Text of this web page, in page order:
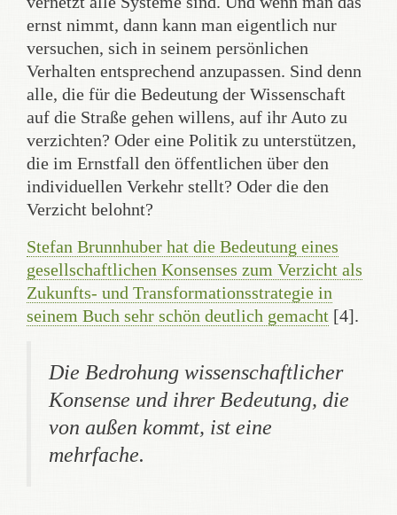
ernst nimmt, dann kann man eigentlich nur
versuchen, sich in seinem persönlichen
Verhalten entsprechend anzupassen. Sind denn
alle, die für die Bedeutung der Wissenschaft
auf die Straße gehen willens, auf ihr Auto zu
verzichten? Oder eine Politik zu unterstützen,
die im Ernstfall den öffentlichen über den
individuellen Verkehr stellt? Oder die den
Verzicht belohnt?
Stefan Brunnhuber hat die Bedeutung eines
gesellschaftlichen Konsenses zum Verzicht als
Zukunfts- und Transformationsstrategie in
seinem Buch sehr schön deutlich gemacht [4].
Die Bedrohung wissenschaftlicher
Konsense und ihrer Bedeutung, die
von außen kommt, ist eine
mehrfache.